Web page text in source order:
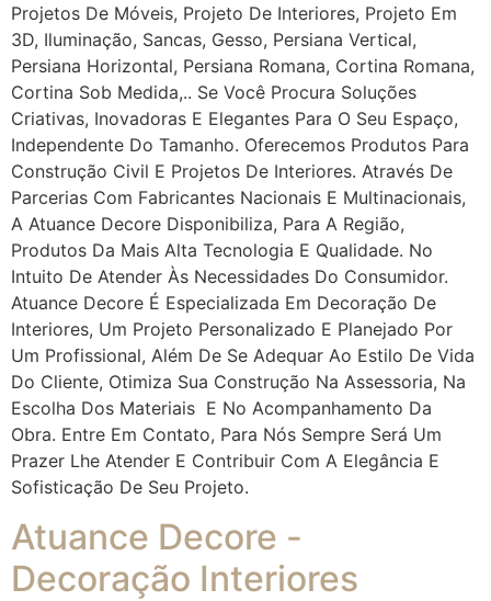
Projetos De Móveis, Projeto De Interiores, Projeto Em
3D, Iluminação, Sancas, Gesso, Persiana Vertical,
Persiana Horizontal, Persiana Romana, Cortina Romana,
Cortina Sob Medida,.. Se Você Procura Soluções
Criativas, Inovadoras E Elegantes Para O Seu Espaço,
Independente Do Tamanho. Oferecemos Produtos Para
Construção Civil E Projetos De Interiores. Através De
Parcerias Com Fabricantes Nacionais E Multinacionais,
A Atuance Decore Disponibiliza, Para A Região,
Produtos Da Mais Alta Tecnologia E Qualidade. No
Intuito De Atender Às Necessidades Do Consumidor.
Atuance Decore É Especializada Em Decoração De
Interiores, Um Projeto Personalizado E Planejado Por
Um Profissional, Além De Se Adequar Ao Estilo De Vida
Do Cliente, Otimiza Sua Construção Na Assessoria, Na
Escolha Dos Materiais E No Acompanhamento Da
Obra. Entre Em Contato, Para Nós Sempre Será Um
Prazer Lhe Atender E Contribuir Com A Elegância E
Sofisticação De Seu Projeto.
Atuance Decore -
Decoração Interiores